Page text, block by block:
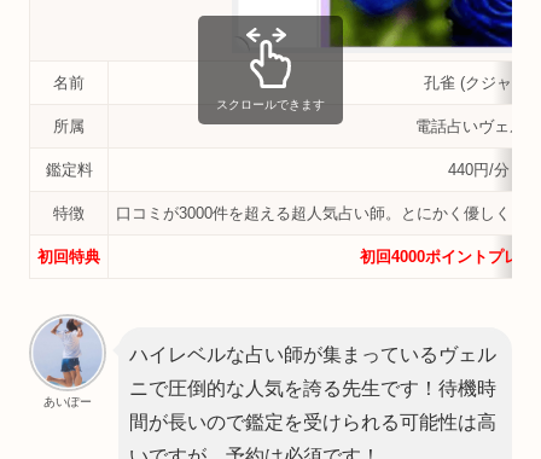
名前 孔雀 (クジャク)
所属 電話占いヴェルニ
鑑定料 440円/分
特徴 口コミが3000件を超える超人気占い師。とにかく優しく、
初回特典 初回4000ポイントプレゼ
スクロールできます
あいぽー
ハイレベルな占い師が集まっているヴェル
ニで圧倒的な人気を誇る先生です！待機時
間が長いので鑑定を受けられる可能性は高